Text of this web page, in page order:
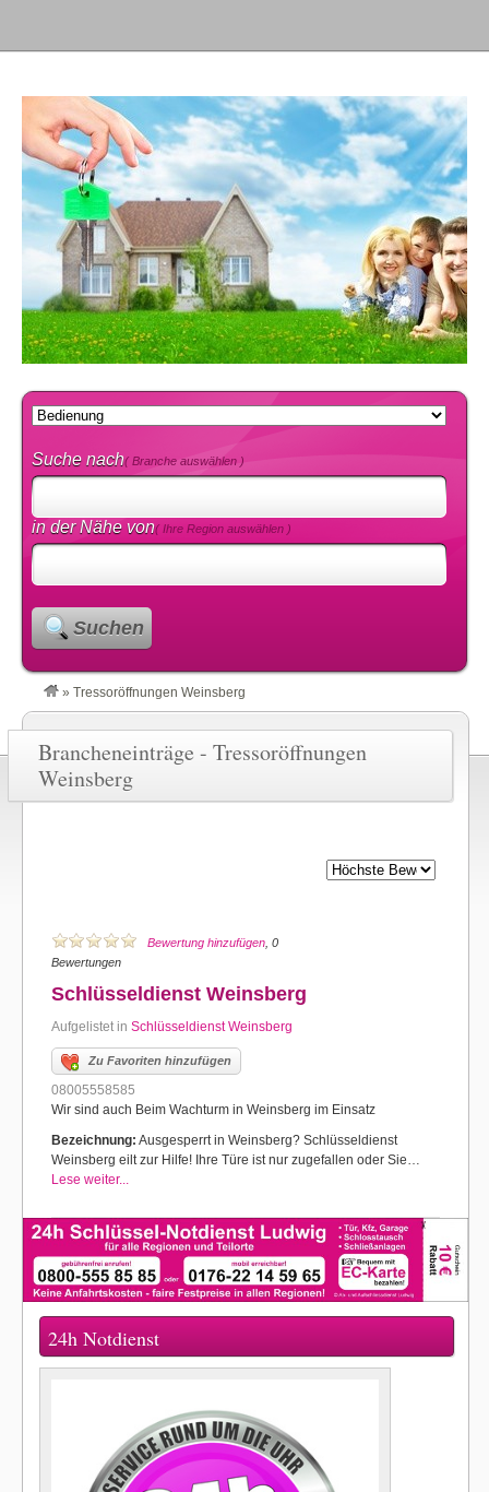
Suche nach( Branche auswählen )
in der Nähe von( Ihre Region auswählen )
Suchen
» Tressoröffnungen Weinsberg
Brancheneinträge - Tressoröffnungen
Weinsberg
Bewertung hinzufügen , 0
Bewertungen
Schlüsseldienst Weinsberg
Aufgelistet in Schlüsseldienst Weinsberg
Zu Favoriten hinzufügen
08005558585
Wir sind auch Beim Wachturm in Weinsberg im Einsatz
Bezeichnung: Ausgesperrt in Weinsberg? Schlüsseldienst
Weinsberg eilt zur Hilfe! Ihre Türe ist nur zugefallen oder Sie…
Lese weiter...
24h Notdienst